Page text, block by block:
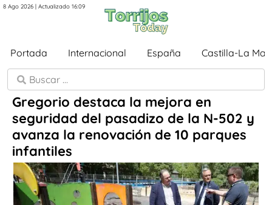
8 Ago 2026 | Actualizado 16:09
Portada Internacional España Castilla-La
Gregorio destaca la mejora en
seguridad del pasadizo de la N-502 y
avanza la renovación de 10 parques
infantiles